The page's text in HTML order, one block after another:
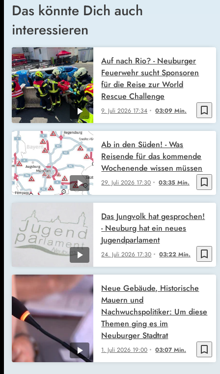
Das könnte Dich auch
interessieren
bookmark_border
9. Juli 2026 17:34 03:09 Min.
Auf nach Rio? - Neuburger
Feuerwehr sucht Sponsoren
für die Reise zur World
Rescue Challenge
bookmark_border
29. Juli 2026 17:30 03:35 Min.
Ab in den Süden! - Was
Reisende für das kommende
Wochenende wissen müssen
bookmark_border
24. Juli 2026 17:30 03:22 Min.
Das Jungvolk hat gesprochen!
- Neuburg hat ein neues
Jugendparlament
bookmark_border
1. Juli 2026 19:00 03:07 Min.
Neue Gebäude, Historische
Mauern und
Nachwuchspolitiker: Um diese
Themen ging es im
Neuburger Stadtrat